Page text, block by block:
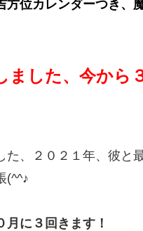
位カレンダーつき、
ました、今から
、２０２１年、彼と
(^^♪
に３回きます！